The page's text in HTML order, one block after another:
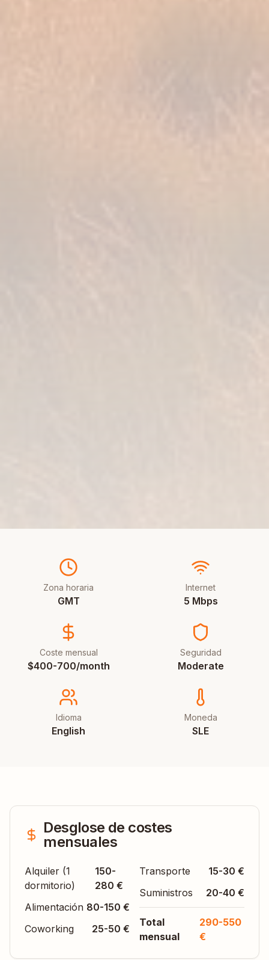
Zona horaria
GMT
Internet
5 Mbps
Coste mensual
$400-700/month
Seguridad
Moderate
Idioma
English
Moneda
SLE
Desglose de costes
mensuales
Alquiler (1
dormitorio)
150-
280 €
Alimentación 80-150 €
Coworking
25-50 €
Transporte
15-30 €
Suministros
20-40 €
Total
mensual
290-550
€